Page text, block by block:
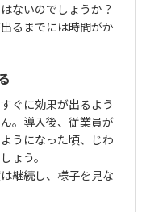
ないのでしょうか？
るまでには時間がか
ぐに効果が出るよう
。導入後、従業員が
うになった頃、じわ
ょう。
継続し、様子を見な